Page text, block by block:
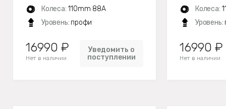
Колеса: 110mm 88A
Уровень: профи
16990 ₽
Нет в наличии
Уведомить о
поступлении
Колеса:
Уровень:
16990 ₽
Нет в наличии